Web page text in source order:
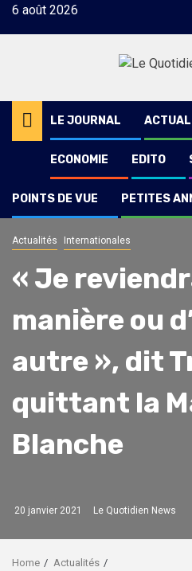
Skip6 août 2026
LE JOURNAL
ECONOMIE EDITO
POINTS DE VUE PETITES
Actualités Internationales
« Je
manière ou
autre », dit
quittant la
Blanche
20 janvier 2021 Le Quotidien News
Home
Actualités